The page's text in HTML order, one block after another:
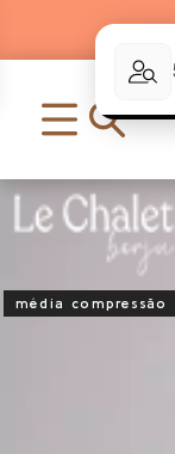
média compressão